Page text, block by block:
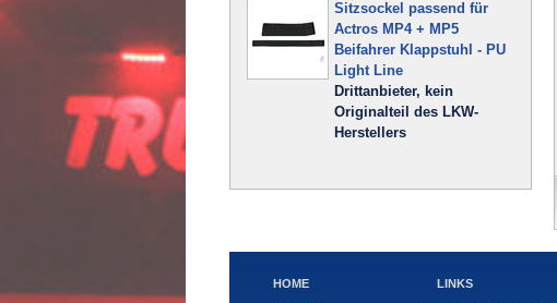
Sitzsockel passend für
Actros MP4 + MP5
Beifahrer Klappstuhl - PU
Light Line
Drittanbieter, kein
Originalteil des LKW-
Herstellers
HOME LINKS